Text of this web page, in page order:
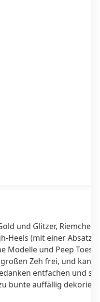
und Glitzer,
Heels (mit einer
Modelle und Peep Toes.
Zeh frei, und kann
entfachen und
bunte auffällig